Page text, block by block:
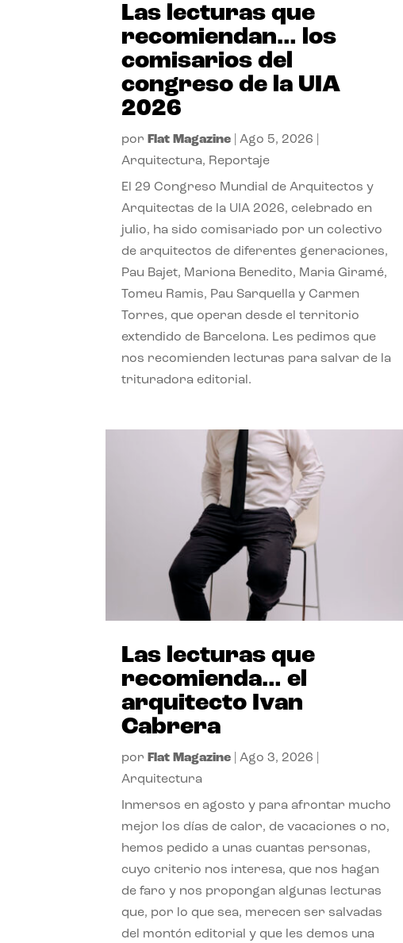
Las lecturas que
recomiendan… los
comisarios del
congreso de la UIA
2026
por Flat Magazine |Ago 5, 2026
Arquitectura, Reportaje
El 29 Congreso Mundial de Arquitectos y
Arquitectas de la UIA 2026, celebrado en
julio, ha sido comisariado por un colectivo
de arquitectos de diferentes generaciones,
Pau Bajet, Mariona Benedito, Maria Giramé,
Tomeu Ramis, Pau Sarquella y Carmen
Torres, que operan desde el territorio
extendido de Barcelona. Les pedimos que
nos recomienden lecturas para salvar de la
trituradora editorial.
Las lecturas que
recomienda… el
arquitecto Ivan
Cabrera
por Flat Magazine |Ago 3, 2026
Arquitectura
Inmersos en agosto y para afrontar mucho
mejor los días de calor, de vacaciones o no,
hemos pedido a unas cuantas personas,
cuyo criterio nos interesa, que nos hagan
de faro y nos propongan algunas lecturas
que, por lo que sea, merecen ser salvadas
del montón editorial y que les demos una